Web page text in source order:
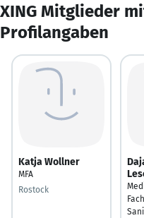
XING Mitglieder
Profilangaben
Katja Wollner
MFA
Rostock